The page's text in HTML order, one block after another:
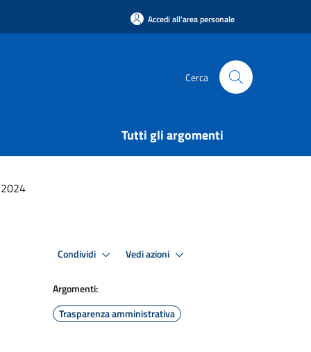
Accedi all'area personale
Cerca
Tutti gli argomenti
Condividi Vedi azioni
Argomenti:
Trasparenza amministrativa